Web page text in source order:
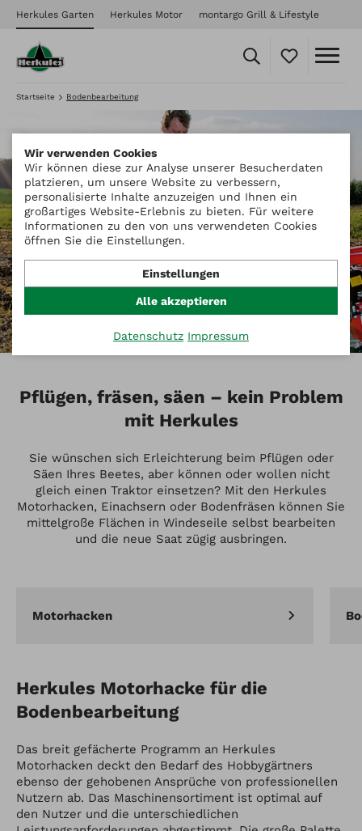
Herkules Garten Herkules Motor montargo Grill & Lifestyle
Startseite Bodenbearbeitung
Bodenbearbeitung
Pflügen, fräsen, säen – kein Problem
mit Herkules
Sie wünschen sich Erleichterung beim Pflügen oder
Säen Ihres Beetes, aber können oder wollen nicht
gleich einen Traktor einsetzen? Mit den Herkules
Motorhacken, Einachsern oder Bodenfräsen können Sie
mittelgroße Flächen in Windeseile selbst bearbeiten
und die neue Saat zügig ausbringen.
Motorhacken
Herkules Motorhacke für die
Bodenbearbeitung
Das breit gefächerte Programm an Herkules
Motorhacken deckt den Bedarf des Hobbygärtners
ebenso der gehobenen Ansprüche von professionellen
Nutzern ab. Das Maschinensortiment ist optimal auf
den Nutzer und die unterschiedlichen
Wir verwenden Cookies
Wir können diese zur Analyse unserer Besucherdaten
platzieren, um unsere Website zu verbessern,
personalisierte Inhalte anzuzeigen und Ihnen ein
großartiges Website-Erlebnis zu bieten. Für weitere
Informationen zu den von uns verwendeten Cookies
öffnen Sie die Einstellungen.
Einstellungen
Alle akzeptieren
Datenschutz Impressum